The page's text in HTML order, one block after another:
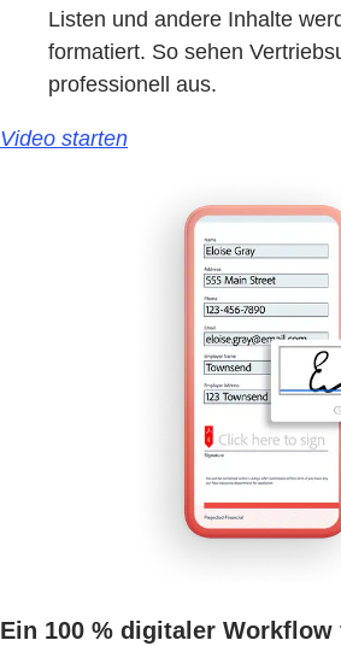
Listen und andere Inhalte
formatiert. So sehen
professionell aus.
Video starten
Ein 100 % digitaler Workflow